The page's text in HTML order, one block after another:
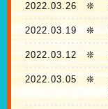
2022.03.26 ❊
2022.03.19 ❊
2022.03.12❊
2022.03.05 ❊